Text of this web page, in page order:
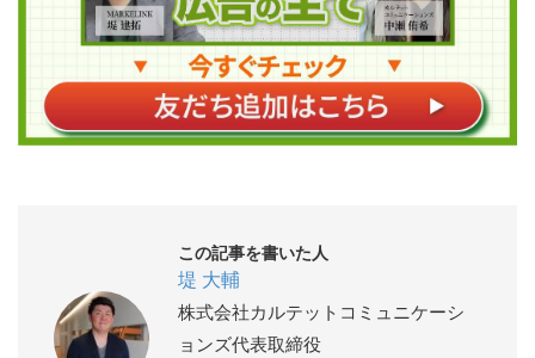
この記事を書いた人
堤 大輔
株式会社カルテットコミュニケーシ
ョンズ代表取締役